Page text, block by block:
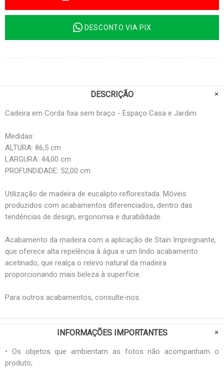
DESCONTO VIA PIX
DESCRIÇÃO
Cadeira em Corda fixa sem braço - Espaço Casa e Jardim
Medidas:
ALTURA: 86,5 cm
LARGURA: 44,00 cm
PROFUNDIDADE: 52,00 cm
Utilização de madeira de eucalipto reflorestada. Móveis
produzidos com acabamentos diferenciados, dentro das
tendências de design, ergonomia e durabilidade.
Acabamento da madeira com a aplicação de Stain Impregnante,
que oferece alta repelência à água e um lindo acabamento
acetinado, que realça o relevo natural da madeira
proporcionando mais beleza à superfície.
Para outros acabamentos, consulte-nos.
INFORMAÇÕES IMPORTANTES
• Os objetos que ambientam as fotos não acompanham o
produto;